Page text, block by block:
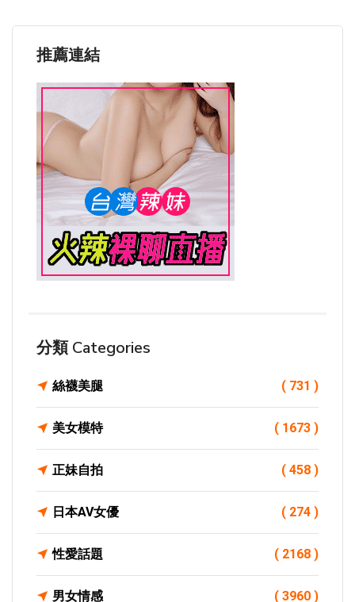
推薦連結
分類 Categories
絲襪美腿 ( 731 )
美女模特 ( 1673 )
正妹自拍 ( 458 )
日本AV女優 ( 274 )
性愛話題 ( 2168 )
男女情感 ( 3960 )